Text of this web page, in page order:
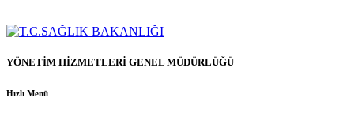
YÖNETİM HİZMETLERİ GENEL MÜDÜRLÜĞÜ
Hızlı Menü